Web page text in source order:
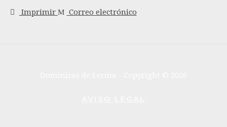
Imprimir Correo electrónico